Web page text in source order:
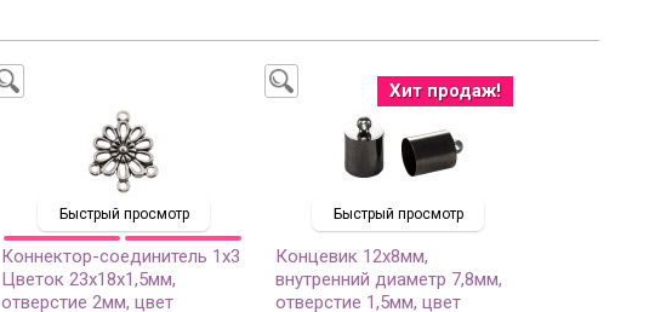
Быстрый просмотр
Коннектор-соединитель 1х3
Цветок 23х18х1,5мм,
отверстие 2мм, цвет
Быстрый просмотр
Хит продаж!
Концевик 12х8мм,
внутренний диаметр 7,8мм,
отверстие 1,5мм, цвет